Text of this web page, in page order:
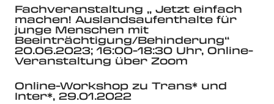
Fachveranstaltung „ Jetzt einfach
machen! Auslandsaufenthalte für
junge Menschen mit
Beeinträchtigung/Behinderung“
20.06.2023; 16:00-18:30 Uhr, Online-
Veranstaltung über Zoom
Online-Workshop zu Trans* und
Inter*, 29.01.2022